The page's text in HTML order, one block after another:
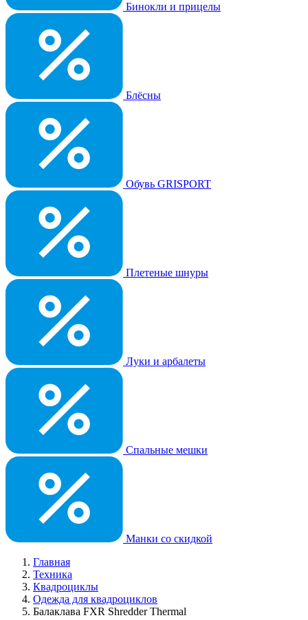
Бинокли и прицелы
Блёсны
Обувь GRISPORT
Плетеные шнуры
Луки и арбалеты
Спальные мешки
Манки со скидкой
Главная
Техника
Квадроциклы
Одежда для квадроциклов
Балаклава FXR Shredder Thermal